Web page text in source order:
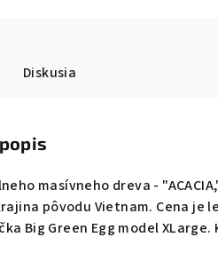
Diskusia
masívneho dreva -
pôvodu Vietnam. Cena je
Big Green Egg model XLarge.